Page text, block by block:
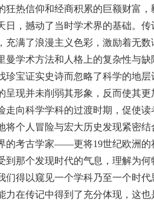
狂热信仰和经商积累的巨额财富
日，撼动了当时学术界的基础。
满了浪漫主义色彩，激励着无数
曼学术方法和人格上的复杂性与
珍宝证实史诗而忽略了科学的地
呈现并未削弱其形象，反而使其
走向科学学科的过渡时期，促使
将个人冒险与宏大历史发现紧密
的考古学家——更将19世纪欧洲
到那个发现时代的气息，理解为
得以窥见一个学科乃至一个时代
力在传记中得到了充分体现，这